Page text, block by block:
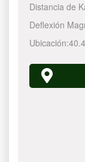
Distancia de
Deflexión
Ubicación: